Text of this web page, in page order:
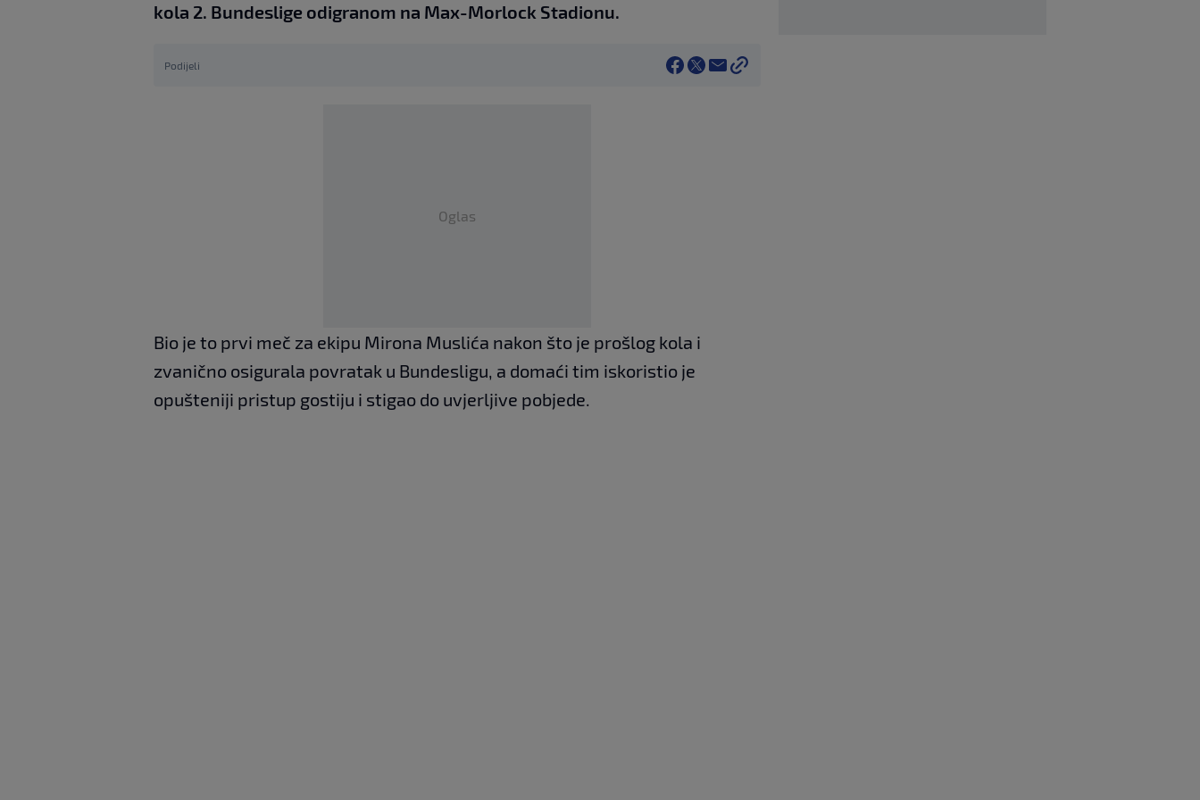
kola 2. Bundeslige odigranom na Max-Morlock Stadionu.
Podijeli
Oglas
Bio je to prvi meč za ekipu Mirona Muslića nakon što je prošlog kola i
zvanično osigurala povratak u Bundesligu, a domaći tim iskoristio je
opušteniji pristup gostiju i stigao do uvjerljive pobjede.